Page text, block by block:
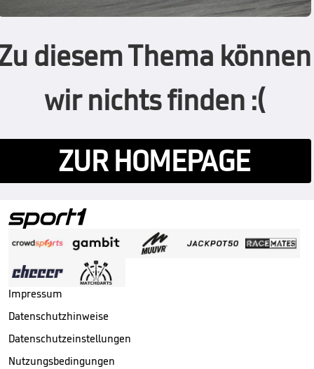
diesem Thema können
wir nichts finden :(
ZUR HOMEPAGE
Impressum
Datenschutzhinweise
Datenschutzeinstellungen
Nutzungsbedingungen